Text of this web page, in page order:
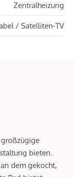
Zentralheizung
/ Satelliten-TV
bieten.
dem gekocht,